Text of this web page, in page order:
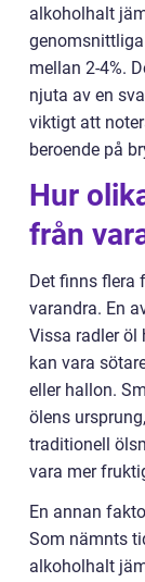
alkoholhalt
mellan 2-4%.
njuta av en
viktigt att
beroende på
Hur
från
Det finns flera
varandra. En
Vissa radler öl
kan vara
eller hallon.
ölens
traditionell
vara mer
En annan
Som nämnts
alkoholhalt